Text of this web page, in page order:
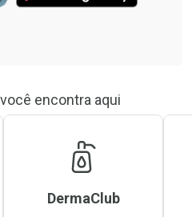
encontra aqui
DermaClub